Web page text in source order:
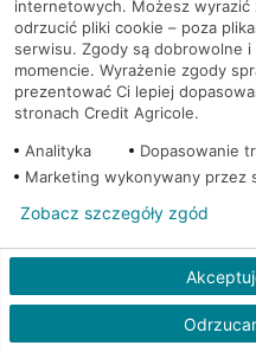
telefonu do placówki
Polecamy skorzystanie z
umówienia się z doradcą w
Przejdź
Jak umówić się z
Jeśli jesteś jużnaszym
klientemmożesz
Twoim doradcą w
waplikacji CA24 Mobile-
kontaktu w prawym
Umów nowe spotkanie –
opcję Umów spotkanie w
Jeślinie jesteś jeszcze
z bankowości
spotkanie:
Które oddziały
Większość naszych
godzinach. Dokładne
lokalnych uwarunkowań i
Aby sprawdzić godziny
stronęPlacówki i bankomaty
wygodna wyszukiwarka.
wybierz interesującą Cię
W jakich godzinach
Oddziały banku Credit
standardowych, szeroko
przedsiębiorstw i urzędów.
poszczególnych placówek
Zobacz
internetowych. Możesz
odrzucić pliki cookie – poza
serwisu. Zgody są dobrowolne
momencie. Wyrażenie zgody
prezentować Ci lepiej
stronach Credit Agricole.
Analityka
Dopasowanie
Marketing wykonywany przez
Zobacz szczegóły zgód